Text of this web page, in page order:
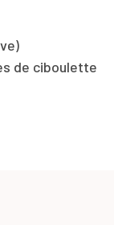
de ciboulette